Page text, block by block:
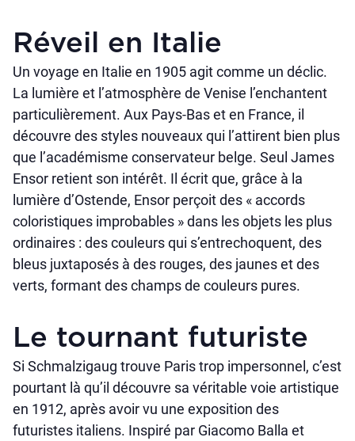
Réveil en Italie
Un voyage en Italie en 1905 agit comme un déclic.
La lumière et l’atmosphère de Venise l’enchantent
particulièrement. Aux Pays-Bas et en France, il
découvre des styles nouveaux qui l’attirent bien plus
que l’académisme conservateur belge. Seul James
Ensor retient son intérêt. Il écrit que, grâce à la
lumière d’Ostende, Ensor perçoit des « accords
coloristiques improbables » dans les objets les plus
ordinaires : des couleurs qui s’entrechoquent, des
bleus juxtaposés à des rouges, des jaunes et des
verts, formant des champs de couleurs pures.
Le tournant futuriste
Si Schmalzigaug trouve Paris trop impersonnel, c’est
pourtant là qu’il découvre sa véritable voie artistique
en 1912, après avoir vu une exposition des
futuristes italiens. Inspiré par Giacomo Balla et